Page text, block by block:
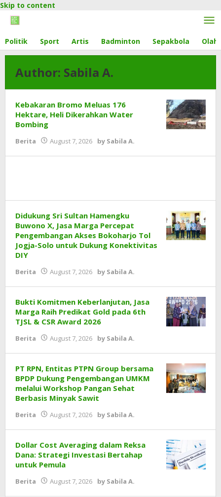
Skip to content
Politik Sport Artis Badminton Sepakbola
Author: Sabila A.
Kebakaran Bromo Meluas 176
Hektare, Heli Dikerahkan Water
Bombing
Berita August 7, 2026 by Sabila A.
Didukung Sri Sultan Hamengku
Buwono X, Jasa Marga Percepat
Pengembangan Akses Bokoharjo Tol
Jogja-Solo untuk Dukung Konektivitas
DIY
Berita August 7, 2026 by Sabila A.
Bukti Komitmen Keberlanjutan, Jasa
Marga Raih Predikat Gold pada 6th
TJSL & CSR Award 2026
Berita August 7, 2026 by Sabila A.
PT RPN, Entitas PTPN Group bersama
BPDP Dukung Pengembangan UMKM
melalui Workshop Pangan Sehat
Berbasis Minyak Sawit
Berita August 7, 2026 by Sabila A.
Dollar Cost Averaging dalam Reksa
Dana: Strategi Investasi Bertahap
untuk Pemula
Berita August 7, 2026 by Sabila A.